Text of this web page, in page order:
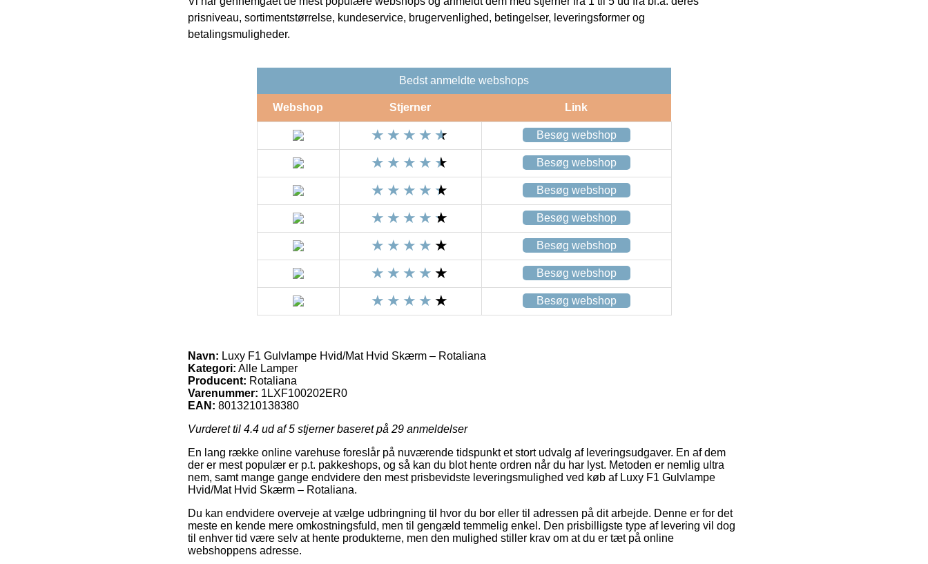
prisniveau, sortimentstørrelse, kundeservice, brugervenlighed, betingelser, leveringsformer og
betalingsmuligheder.
Bedst anmeldte webshops
Webshop Stjerner Link
Besøg webshop
Besøg webshop
Besøg webshop
Besøg webshop
Besøg webshop
Besøg webshop
Besøg webshop
Navn: Luxy F1 Gulvlampe Hvid/Mat Hvid Skærm – Rotaliana
Kategori: Alle Lamper
Producent: Rotaliana
Varenummer: 1LXF100202ER0
EAN: 8013210138380
Vurderet til 4.4 ud af 5 stjerner baseret på 29 anmeldelser
En lang række online varehuse foreslår på nuværende tidspunkt et stort udvalg af leveringsudgaver. En af dem
der er mest populær er p.t. pakkeshops, og så kan du blot hente ordren når du har lyst. Metoden er nemlig ultra
nem, samt mange gange endvidere den mest prisbevidste leveringsmulighed ved køb af Luxy F1 Gulvlampe
Hvid/Mat Hvid Skærm – Rotaliana.
Du kan endvidere overveje at vælge udbringning til hvor du bor eller til adressen på dit arbejde. Denne er for det
meste en kende mere omkostningsfuld, men til gengæld temmelig enkel. Den prisbilligste type af levering vil dog
til enhver tid være selv at hente produkterne, men den mulighed stiller krav om at du er tæt på online
webshoppens adresse.